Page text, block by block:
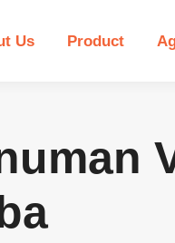
Us Product